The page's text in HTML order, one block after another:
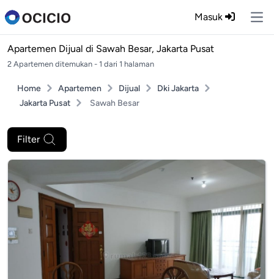
Masuk
Apartemen Dijual di Sawah Besar, Jakarta Pusat
2 Apartemen ditemukan - 1 dari 1 halaman
Home Apartemen Dijual
Dki Jakarta
Jakarta Pusat
Sawah Besar
Filter